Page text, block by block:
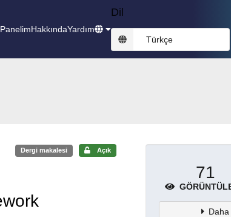
HakkındaYardım
Dil
Türkçe
Dergi makalesi Açık
71
Daha